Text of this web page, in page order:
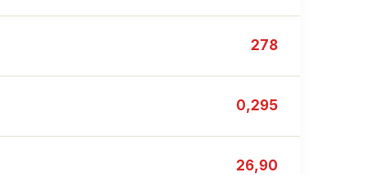
278
0,295
26,90